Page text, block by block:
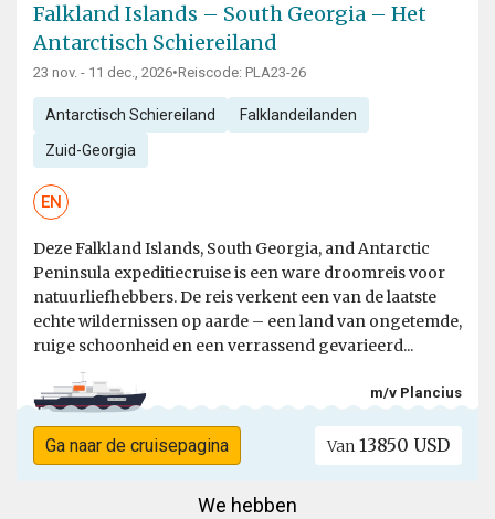
Falkland Islands – South Georgia – Het
Antarctisch Schiereiland
23 nov. - 11 dec., 2026•Reiscode: PLA23-26
Antarctisch Schiereiland Falklandeilanden
Zuid-Georgia
EN
Deze Falkland Islands, South Georgia, and Antarctic
Peninsula expeditiecruise is een ware droomreis voor
natuurliefhebbers. De reis verkent een van de laatste
echte wildernissen op aarde – een land van ongetemde,
ruige schoonheid en een verrassend gevarieerd...
m/v Plancius
Ga naar de cruisepagina Van 13850 USD
We hebben